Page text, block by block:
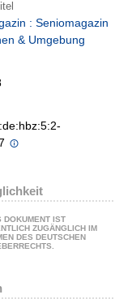
: Seniomagazin
& Umgebung
DOKUMENT IST
ZUGÄNGLICH IM
DES DEUTSCHEN